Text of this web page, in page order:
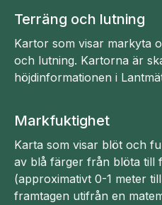
Terräng och lutning
Kartor som visar markyta
och lutning. Kartorna är
höjdinformationen i
Markfuktighet
Karta som visar blöt och
av blå färger från blöta till
(approximativt 0-1 meter
framtagen utifrån en